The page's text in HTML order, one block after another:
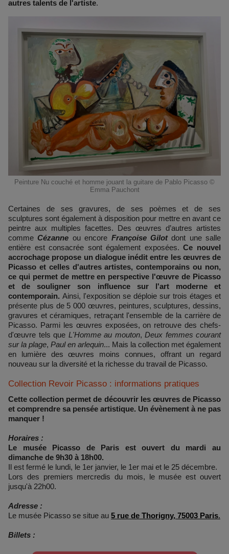
autres talents de l'artiste.
Peinture Nu couché et homme jouant la guitare de Pablo Picasso ©
Emma Pauchont
Certaines de ses gravures, de ses poèmes et de ses
sculptures sont également à disposition pour mettre en avant ce
peintre aux multiples facettes. Des œuvres d’autres artistes
commeCézanne ou encore Françoise Gilotdont une salle
entière est consacrée sont également exposées.Ce nouvel
accrochage propose un dialogue inédit entre les œuvres de
Picasso et celles d'autres artistes, contemporains ou non,
ce qui permet de mettre en perspective l'œuvre de Picasso
et de souligner son influence sur l'art moderne et
contemporain. Ainsi, l'exposition se déploie sur trois étages et
présente plus de 5 000 œuvres, peintures, sculptures, dessins,
gravures et céramiques, retraçant l'ensemble de la carrière de
Picasso. Parmi les œuvres exposées, on retrouve des chefs-
d'œuvre tels que L'Homme au mouton, Deux femmes courant
sur la plage, Paul en arlequin... Mais la collection met également
en lumière des œuvres moins connues, offrant un regard
nouveau sur la diversité et la richesse du travail de Picasso.
Collection Revoir Picasso : informations pratiques
Cette collection permet de découvrir les œuvres de Picasso
et comprendre sa pensée artistique. Un évènement à ne pas
manquer !
Horaires :
Le musée Picasso de Paris est ouvert du mardi au
dimanche de 9h30 à 18h00.
Il est fermé le lundi, le 1er janvier, le 1er mai et le 25 décembre.
Lors des premiers mercredis du mois, le musée est ouvert
jusqu'à 22h00.
Adresse :
Le musée Picasso se situe au 5 rue de Thorigny, 75003 Paris.
Billets :